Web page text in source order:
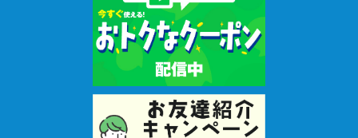
最近は、時代の要請か、英語コーチング的な内容も増えてきまし
英語を本格的に身につけたいけど、どうしていいかわからない。
どうしても続かない。と悩んでいる方は、是非ご相談ください。
教材探しから一緒に始めましょう！